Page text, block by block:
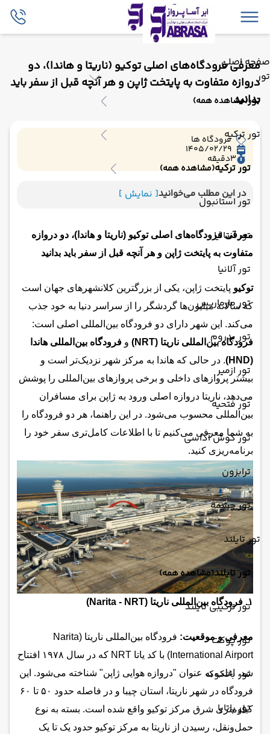
صفحه اصلی
تور
تور(مشاهده همه)
تور ترکیه
تور ترکیه(مشاهده همه)
تور استانبول
تور آنتالیا
تور آلانیا
تور مارماریس
تور بدروم
تور ازمیر
تور فتحیه
تور کوش آداسی
ترابزون
تور چشمه
تور تایلند
تور تایلند(مشاهده همه)
تور ترکیبی تایلند
تور پوکت
تور بانکوک
تور پاتایا
معرفی فرودگاه‌های اصلی توکیو (ناریتا و هاندا)، دو
دروازه متفاوت به پایتخت ژاپن و هر آنچه قبل از سفر باید
بدانید
فرودگاه ها
1405/02/29
3دقیقه
در این مطلب می‌خوانید[ نمایش ]
معرفی فرودگاه‌های اصلی توکیو (ناریتا و هاندا)، دو دروازه
متفاوت به پایتخت ژاپن و هر آنچه قبل از سفر باید بدانید
توکیو پایتخت ژاپن، یکی از بزرگترین کلانشهرهای جهان است
که سالانه میلیون‌ها گردشگر را از سراسر دنیا به خود جذب
می‌کند. این شهر دارای دو فرودگاه بین‌المللی اصلی است:
فرودگاه بین‌المللی ناریتا (NRT)
و فرودگاه بین‌المللی هاندا
(HND)
. در حالی که هاندا به مرکز شهر نزدیک‌تر است و
بیشتر پروازهای داخلی و برخی پروازهای بین‌المللی را پوشش
می‌دهد، ناریتا دروازه اصلی ورود به ژاپن برای مسافران
بین‌المللی محسوب می‌شود. در این راهنما، هر دو فرودگاه را
به شما معرفی می‌کنیم تا با اطلاعات کامل‌تری سفر خود را
برنامه‌ریزی کنید.
۱. فرودگاه بین‌المللی ناریتا (Narita - NRT)
معرفی و موقعیت:
فرودگاه بین‌المللی ناریتا (Narita
International Airport) با کد یاتا NRT که در سال ۱۹۷۸ افتتاح
شد، اغلب به عنوان "دروازه هوایی ژاپن" شناخته می‌شود. این
فرودگاه در شهر ناریتا، استان چیبا و در فاصله حدود ۵۰ تا ۶۰
کیلومتری شرق مرکز توکیو واقع شده است. بسته به نوع
حمل‌ونقل، رسیدن از ناریتا به مرکز توکیو حدود یک تا یک